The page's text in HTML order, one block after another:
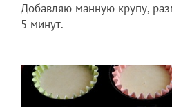
Добавляю манную крупу,
5 минут.